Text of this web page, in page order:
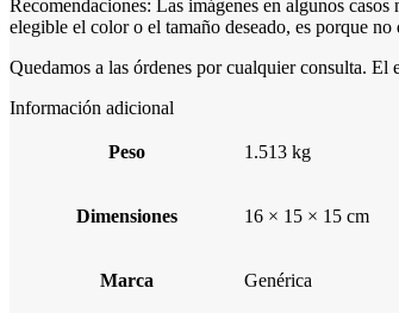
Recomendaciones: Las imágenes en algunos
elegible el color o el tamaño deseado, es porque no
Quedamos a las órdenes por cualquier consulta.
Información adicional
Peso 1.513 kg
Dimensiones 16 × 15 × 15 cm
Marca Genérica